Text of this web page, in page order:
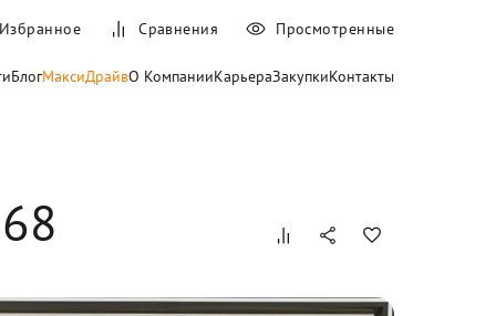
БлогМаксиДрайвО КомпанииКарьераЗакупкиКонтакты
Избранное Сравнения Просмотренные